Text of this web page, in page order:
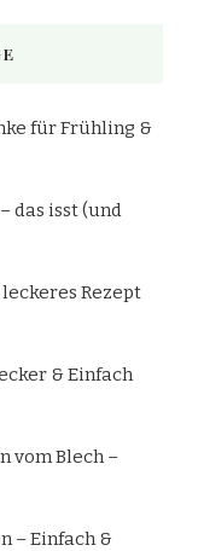
für Frühling &
das isst (und
Rezept
& Einfach
vom Blech –
– Einfach &